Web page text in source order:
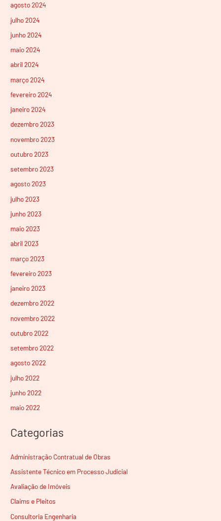
agosto 2024
julho 2024
junho 2024
maio 2024
abril 2024
março 2024
fevereiro 2024
janeiro 2024
dezembro 2023
novembro 2023
outubro 2023
setembro 2023
agosto 2023
julho 2023
junho 2023
maio 2023
abril 2023
março 2023
fevereiro 2023
janeiro 2023
dezembro 2022
novembro 2022
outubro 2022
setembro 2022
agosto 2022
julho 2022
junho 2022
maio 2022
Categorias
Administração Contratual de Obras
Assistente Técnico em Processo Judicial
Avaliação de Imóveis
Claims e Pleitos
Consultoria Engenharia